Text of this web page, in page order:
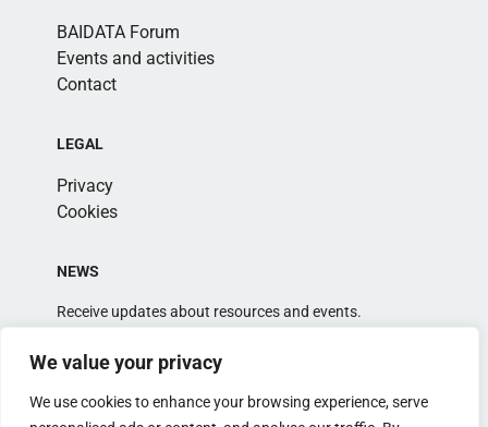
We value your privacy
We use cookies to enhance your browsing experience, serve
BAIDATA Forum
Events and activities
Contact
LEGAL
Privacy
Cookies
NEWS
Receive updates about resources and events.